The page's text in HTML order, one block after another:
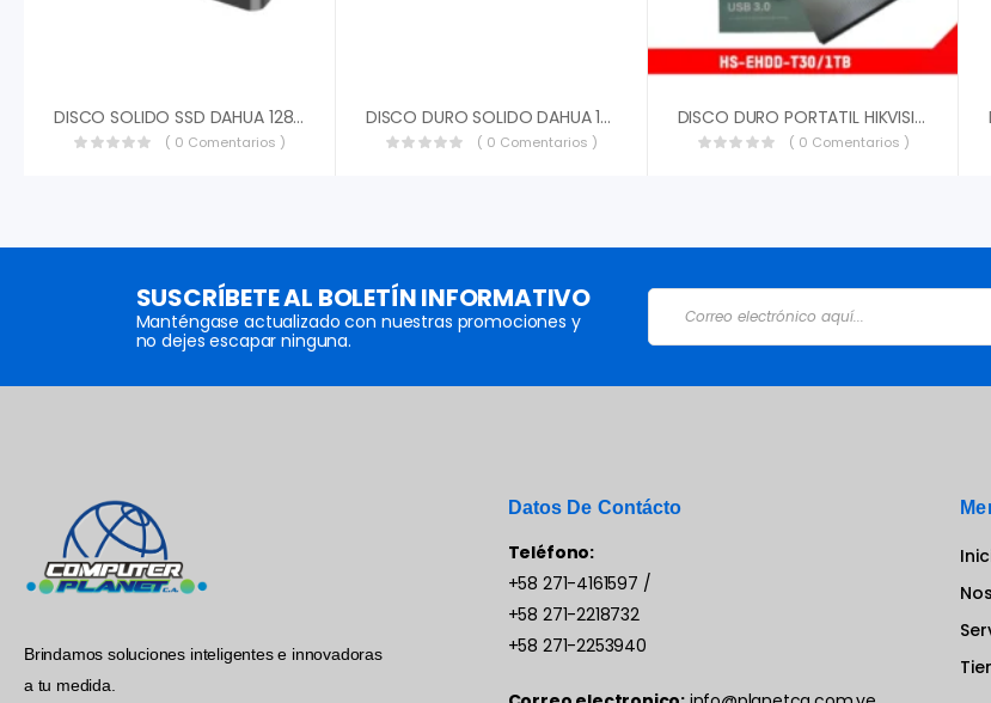
DISCO SOLIDO SSD DAHUA 128GB SATA III 6 GB/S DHI-SSDC800AS128G
( 0 Comentarios )
DISCO DURO SOLIDO DAHUA 128GB M.2 2280 NVME PCIE GEN3.0X4 3D NAND DHI-SSD-C900N128G
( 0 Comentarios )
DISCO DURO PORTATIL HIKVISION 1TB HS-EHDD-T30 USB 3.0 MICRO B HS-EHDD-T30
( 0 Comentarios )
SUSCRÍBETE AL BOLETÍN INFORMATIVO
Manténgase actualizado con nuestras promociones y
no dejes escapar ninguna.
Brindamos soluciones inteligentes e innovadoras
a tu medida.
Datos De Contácto
Teléfono:
+58 271-4161597 /
+58 271-2218732
+58 271-2253940